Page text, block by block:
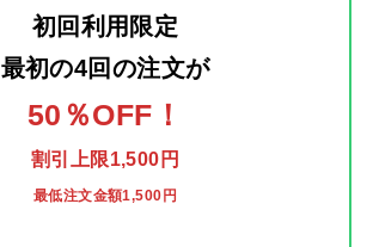
初回利用限定
最初の4回の注文が
50％OFF！
割引上限1,500円
最低注文金額1,500円